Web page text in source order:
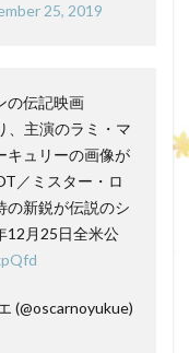
25, 2019
の伝記映画
、主演のラミ・マ
キュリーの画像が
／ミスター・ロ
の新鋭が伝説のシ
12月25日全米公
(@oscarnoyukue)